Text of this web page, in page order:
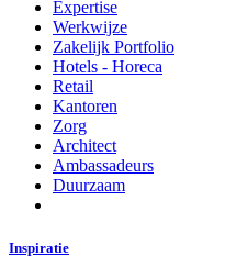
Expertise
Werkwijze
Zakelijk Portfolio
Hotels - Horeca
Retail
Kantoren
Zorg
Architect
Ambassadeurs
Duurzaam
Inspiratie